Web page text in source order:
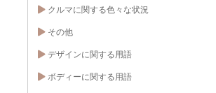
クルマに関する色々な状況
その他
デザインに関する用語
ボディーに関する用語